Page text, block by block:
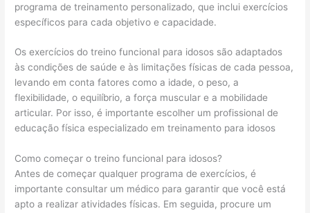
programa de treinamento personalizado, que inclui exercícios
específicos para cada objetivo e capacidade.
Os exercícios do treino funcional para idosos são adaptados
às condições de saúde e às limitações físicas de cada pessoa,
levando em conta fatores como a idade, o peso, a
flexibilidade, o equilíbrio, a força muscular e a mobilidade
articular. Por isso, é importante escolher um profissional de
educação física especializado em treinamento para idosos
Como começar o treino funcional para idosos?
Antes de começar qualquer programa de exercícios, é
importante consultar um médico para garantir que você está
apto a realizar atividades físicas. Em seguida, procure um